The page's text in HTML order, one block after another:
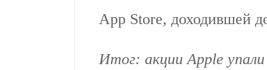
App Store, доходившей
Итог: акции Apple